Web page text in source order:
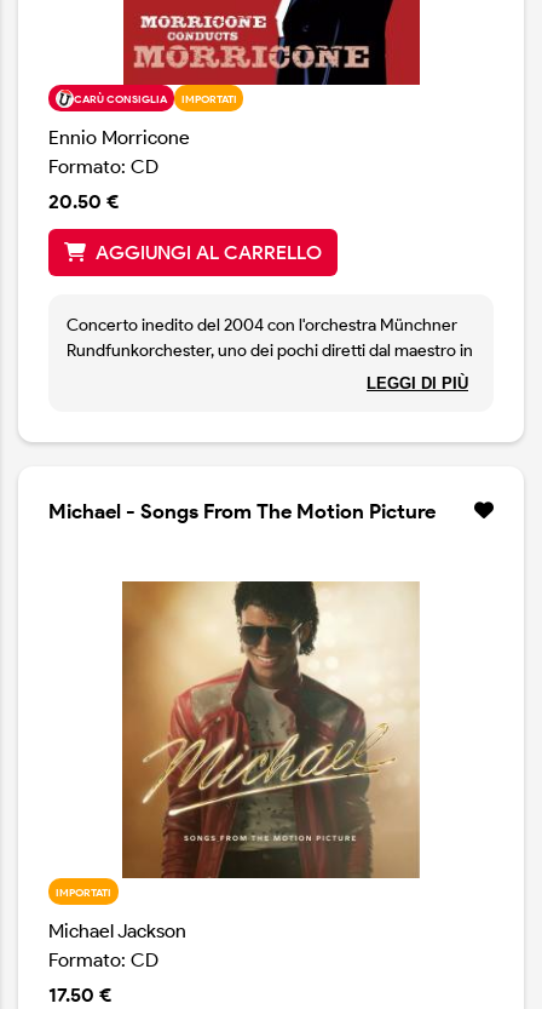
CARÙ CONSIGLIA IMPORTATI
Ennio Morricone
Formato: CD
20.50 €
AGGIUNGI AL CARRELLO
Concerto inedito del 2004 con l'orchestra Münchner
Rundfunkorchester, uno dei pochi diretti dal maestro in
persona, nel quale vengono eseguiti i migliori classici
LEGGI DI PIÙ
Michael - Songs From The Motion Picture
IMPORTATI
Michael Jackson
Formato: CD
17.50 €